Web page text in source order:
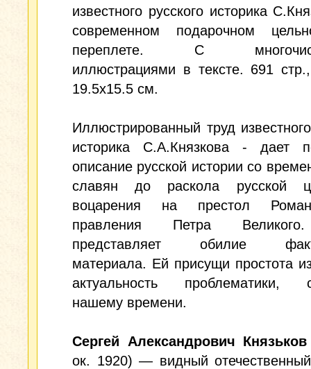
известного русского историка
современном подарочном
переплете. С
иллюстрациями в тексте. 691
19.5x15.5 см.
Иллюстрированный труд
историка С.А.Князкова - дает
описание русской истории со
славян до раскола русской
воцарения на престол
правления Петра
представляет обилие
материала. Ей присущи простота
актуальность проблематики,
нашему времени.
Сергей Александрович Князьков
ок. 1920) — видный